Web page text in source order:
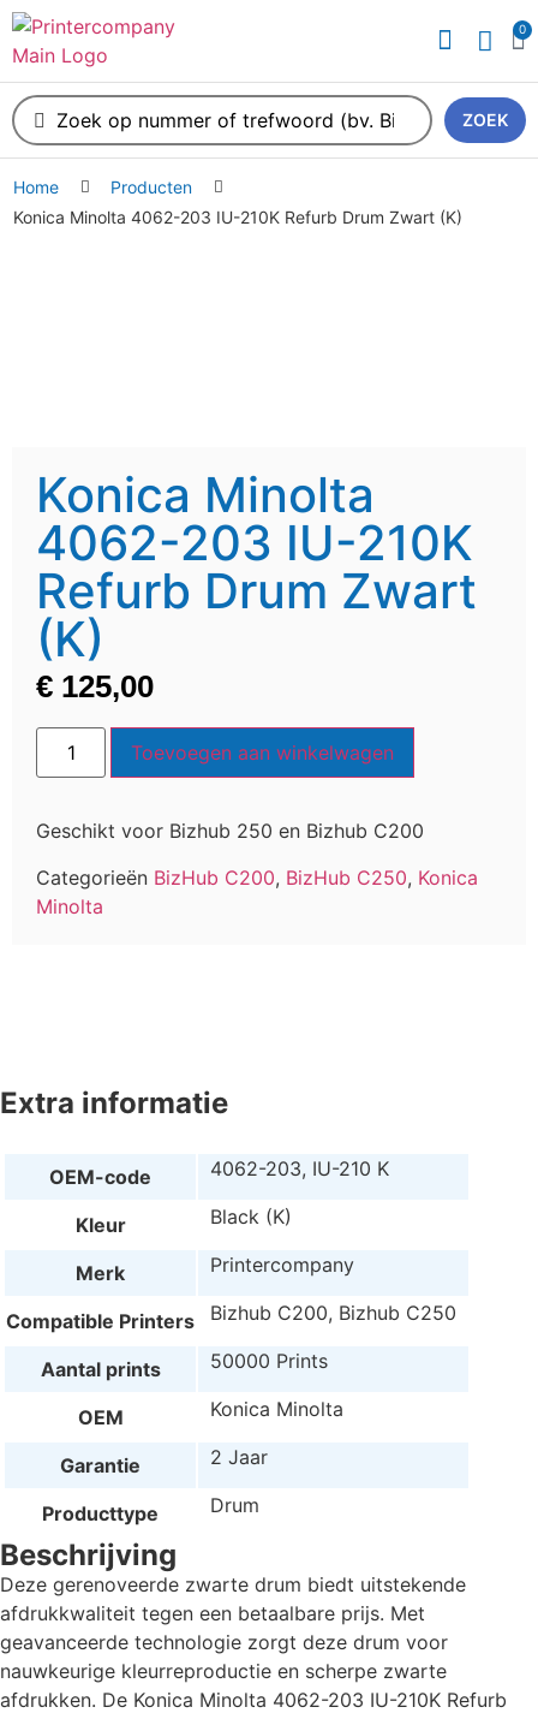
0
ZOEK
Home
Producten
Konica Minolta 4062-203 IU-210K Refurb Drum Zwart (K)
Konica Minolta
4062-203 IU-210K
Refurb Drum Zwart
(K)
€ 125,00
Toevoegen aan winkelwagen
Geschikt voor Bizhub 250 en Bizhub C200
Categorieën BizHub C200, BizHub C250, Konica
Minolta
Extra informatie
OEM-code 4062-203, IU-210 K
Kleur Black (K)
Merk Printercompany
Compatible Printers Bizhub C200, Bizhub C250
Aantal prints 50000 Prints
OEM Konica Minolta
Garantie 2 Jaar
Producttype Drum
Beschrijving
Deze gerenoveerde zwarte drum biedt uitstekende
afdrukkwaliteit tegen een betaalbare prijs. Met
geavanceerde technologie zorgt deze drum voor
nauwkeurige kleurreproductie en scherpe zwarte
afdrukken. De Konica Minolta 4062-203 IU-210K Refurb